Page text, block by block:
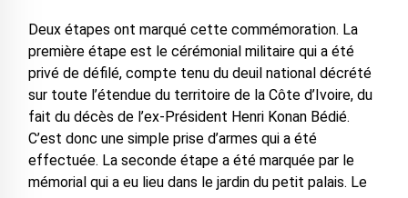
Deux étapes ont marqué cette commémoration. La
première étape est le cérémonial militaire qui a été
privé de défilé, compte tenu du deuil national décrété
sur toute l’étendue du territoire de la Côte d’Ivoire, du
fait du décès de l’ex-Président Henri Konan Bédié.
C’est donc une simple prise d’armes qui a été
effectuée. La seconde étape a été marquée par le
mémorial qui a eu lieu dans le jardin du petit palais. Le